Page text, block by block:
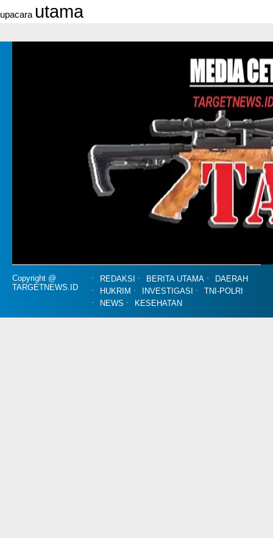
upacara utama
Copyright @
TARGETNEWS.ID
REDAKSI BERITA UTAMA
DAERAH
HUKRIM
INVESTIGASI
TNI-POLRI
NEWS
KESEHATAN